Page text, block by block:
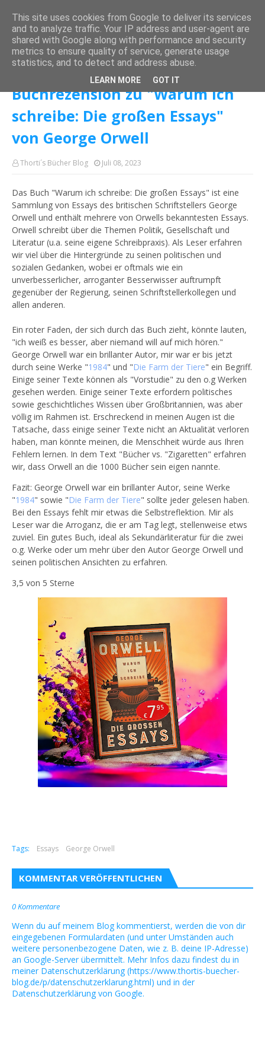
Startseite George Orwell Buchrezension zu "Warum ich schreibe: Die
großen Essays" von George Orwell
Buchrezension zu "Warum ich
schreibe: Die großen Essays"
von George Orwell
Thorti´s Bücher Blog Juli 08, 2023
Das Buch "Warum ich schreibe: Die großen Essays" ist eine
Sammlung von Essays des britischen Schriftstellers George
Orwell und enthält mehrere von Orwells bekanntesten Essays.
Orwell schreibt über die Themen Politik, Gesellschaft und
Literatur (u.a. seine eigene Schreibpraxis). Als Leser erfahren
wir viel über die Hintergründe zu seinen politischen und
sozialen Gedanken, wobei er oftmals wie ein
unverbesserlicher, arroganter Besserwisser auftrumpft
gegenüber der Regierung, seinen Schriftstellerkollegen und
allen anderen.
Ein roter Faden, der sich durch das Buch zieht, könnte lauten,
"ich weiß es besser, aber niemand will auf mich hören."
George Orwell war ein brillanter Autor, mir war er bis jetzt
durch seine Werke "1984" und "Die Farm der Tiere" ein Begriff.
Einige seiner Texte können als "Vorstudie" zu den o.g Werken
gesehen werden. Einige seiner Texte erfordern politisches
sowie geschichtliches Wissen über Großbritannien, was aber
völlig im Rahmen ist. Erschreckend in meinen Augen ist die
Tatsache, dass einige seiner Texte nicht an Aktualität verloren
haben, man könnte meinen, die Menschheit würde aus Ihren
Fehlern lernen. In dem Text "Bücher vs. "Zigaretten" erfahren
wir, dass Orwell an die 1000 Bücher sein eigen nannte.
Fazit: George Orwell war ein brillanter Autor, seine Werke
"1984" sowie "Die Farm der Tiere" sollte jeder gelesen haben.
Bei den Essays fehlt mir etwas die Selbstreflektion. Mir als
Leser war die Arroganz, die er am Tag legt, stellenweise etws
zuviel. Ein gutes Buch, ideal als Sekundärliteratur für die zwei
o.g. Werke oder um mehr über den Autor George Orwell und
seinen politischen Ansichten zu erfahren.
3,5 von 5 Sterne
Tags: Essays George Orwell
KOMMENTAR VERÖFFENTLICHEN
0 Kommentare
Wenn du auf meinem Blog kommentierst, werden die von dir
eingegebenen Formulardaten (und unter Umständen auch
weitere personenbezogene Daten, wie z. B. deine IP-Adresse)
an Google-Server übermittelt. Mehr Infos dazu findest du in
meiner Datenschutzerklärung (https://www.thortis-buecher-
blog.de/p/datenschutzerklarung.html) und in der
Datenschutzerklärung von Google.
This site uses cookies from Google to deliver its services
and to analyze traffic. Your IP address and user-agent are
shared with Google along with performance and security
metrics to ensure quality of service, generate usage
statistics, and to detect and address abuse.
LEARN MORE GOT IT